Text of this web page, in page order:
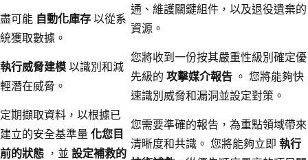
盡可能 自動化庫存以從系
統獲取數據。
通、維護關鍵組件，以及退役遺棄的
資源。
執行威脅建模以識別和減
輕潛在威脅。
您將收到一份按其嚴重性級別確定優
先級的 攻擊媒介報告 。 您將能夠快
速識別威脅和漏洞並設定對策。
定期擷取資料，以根據已
建立的安全基準量 化您目
前的狀態 ，並 設定補救的
您需要準確的報告，為重點領域帶來
清晰度和共識。 您將能夠立即 執行